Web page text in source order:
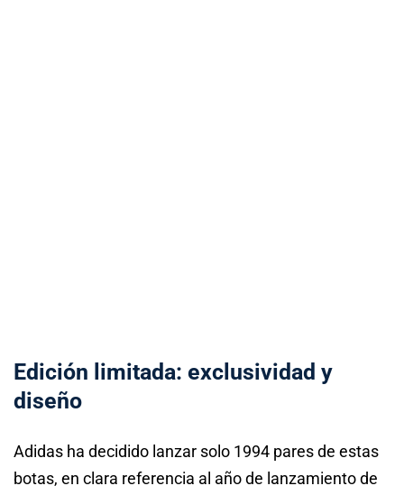
Edición limitada: exclusividad y
diseño
Adidas ha decidido lanzar solo 1994 pares de estas
botas, en clara referencia al año de lanzamiento de